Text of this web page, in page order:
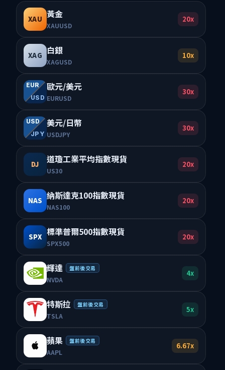
XAU 黃金
XAUUSD
20x
XAG 白銀
XAGUSD
10x
EUR
USD
歐元/美元
EURUSD
30x
USD
JPY
美元/日幣
USDJPY
30x
DJ 道瓊工業平均指數現貨
US30
20x
NAS 納斯達克100指數現貨
NAS100
20x
SPX 標準普爾500指數現貨
SPX500
20x
輝達 盤前後交易
NVDA
4x
特斯拉 盤前後交易
TSLA
5x
蘋果 盤前後交易
AAPL
6.67x